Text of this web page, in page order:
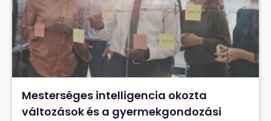
Mesterséges intelligencia okozta
változások és a gyermekgondozási